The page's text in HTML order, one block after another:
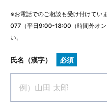
※お電話でのご相談も受け付けてい
077 （平日9:00-18:00（時間外オ
い。
氏名（漢字） 必須